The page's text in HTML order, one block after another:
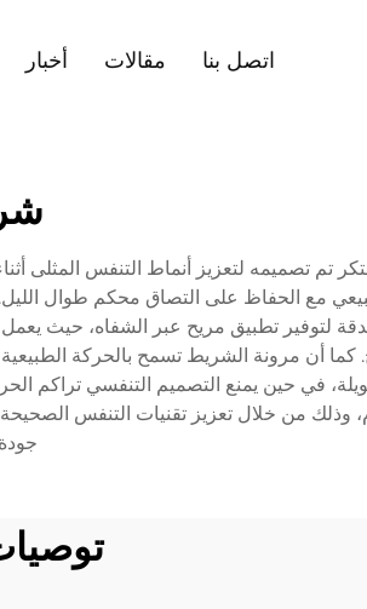
أخبار مقالات اتصل بنا
تم تصميمه لتعزيز أنماط التنفس المثلى
مع الحفاظ على التصاق محكم طوال الليل.
لتوفير تطبيق مريح عبر الشفاه، حيث يعمل
كما أن مرونة الشريط تسمح بالحركة
طويلة، في حين يمنع التصميم التنفسي تراكم
من خلال تعزيز تقنيات التنفس الصحيحة